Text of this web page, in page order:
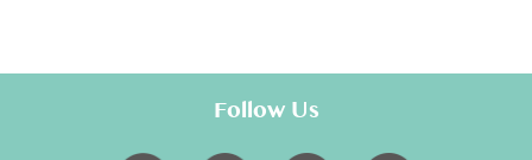
Follow Us